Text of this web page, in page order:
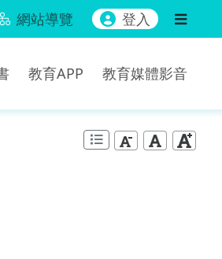
網站導覽 登入
教育APP 教育媒體影音